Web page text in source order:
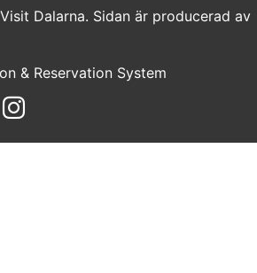
Dalarna. Sidan är producerad av
& Reservation System
(opens in a new
(opens in a new
(opens in a
Instagram (opens